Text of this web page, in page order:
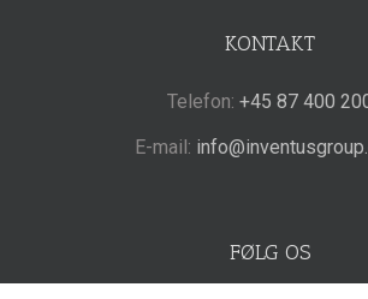
KONTAKT
Telefon: +45 87 400
E-mail:
FØLG OS